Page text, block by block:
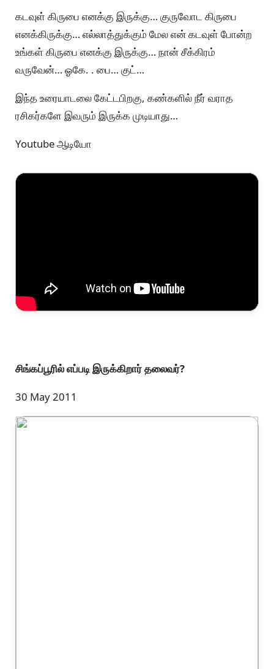
கடவுள் கிருபை எனக்கு இருக்கு… குருவோட கிருபை
எனக்கிருக்கு… எல்லாத்துக்கும் மேல என் கடவுள் போன்ற
உங்கள் கிருபை எனக்கு இருக்கு… நான் சீக்கிரம்
வருவேன்… ஓகே. . பை… குட்…
இந்த உரையாடலை கேட்டபிறகு, கண்களில் நீர் வராத
ரசிகர்களே இவரும் இருக்க முடியாது…
Youtube ஆடியோ
சிங்கப்பூரில் எப்படி இருக்கிறார் தலைவர்?
30 May 2011